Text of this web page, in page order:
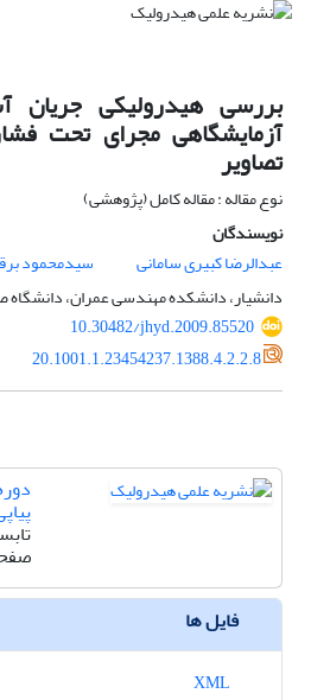
بررسی هیدرولیکی
آزمایشگاهی مجرای تحت
تصاویر
نوع مقاله : مقاله کامل (پژوهشی)
نویسندگان
عبدالرضا کبیری سامانی
سیدمحمود
دانشیار، دانشکده مهندسی عمران، دانشگاه
10.30482/jhyd.2009.85520
20.1001.1.23454237.1388.4.2.2.8
پیاپی
فایل ها